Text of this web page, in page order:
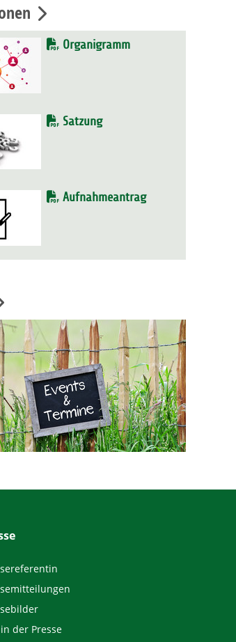
Organigramm
Satzung
Aufnahmeantrag
in der Presse